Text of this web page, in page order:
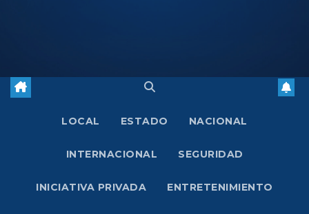
LOCAL ESTADO NACIONAL
INTERNACIONAL SEGURIDAD
INICIATIVA PRIVADA ENTRETENIMIENTO